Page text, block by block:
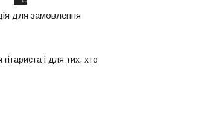
для замовлення
і для тих, хто